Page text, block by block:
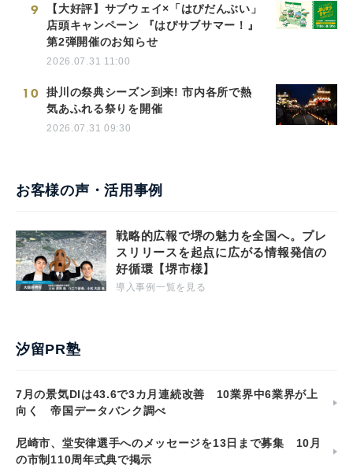
9
【大好評】サブウェイ×「はぴだんぶい」
店頭キャンペーン 『はぴサブサマー！』
第2弾開催のお知らせ
2026.07.31 11:00
10
掛川の祭典シーズン到来! 市内各所で熱
気あふれる祭りを開催
2026.07.31 09:30
お客様の声・活用事例
戦略的広報で堺の魅力を全国へ。プレ
スリリースを起点に広がる情報発信の
好循環【堺市様】
導入事例一覧を見る
汐留PR塾
7月の景気DIは43.6で3カ月連続改善 10業界中6業界が上
向く 帝国データバンク調べ
尼崎市、堂安律選手へのメッセージを13日まで募集 10月
の市制110周年式典で掲示